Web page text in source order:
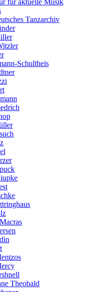
Tanzarchiv
Schultheis
Theobald